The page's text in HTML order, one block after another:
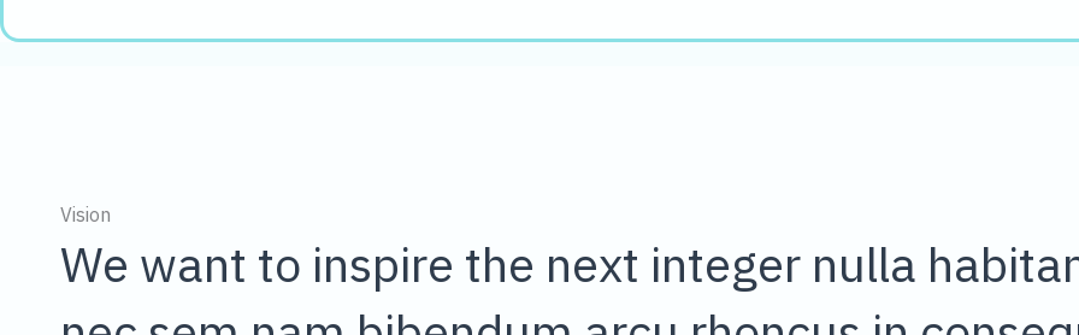
Vision
We want to inspire the next integer nulla